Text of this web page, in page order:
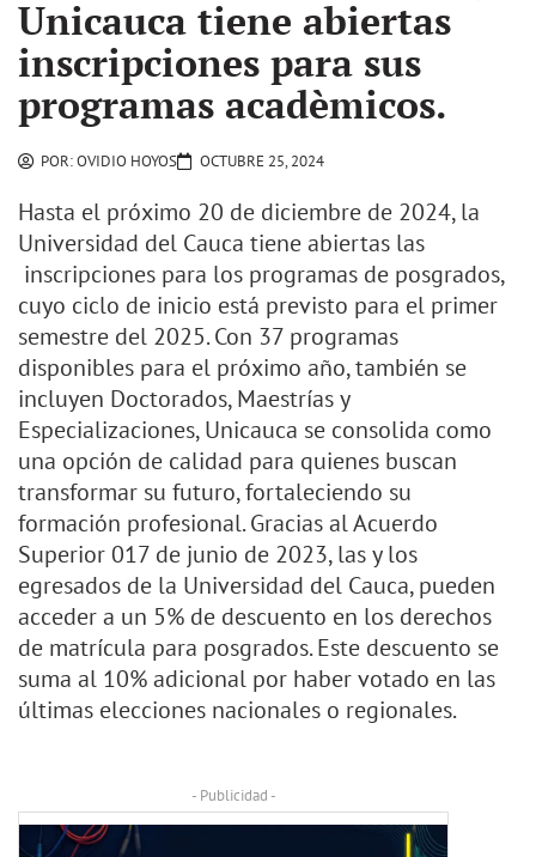
Unicauca tiene abiertas
inscripciones para sus
programas acadèmicos.
POR:OVIDIO HOYOS OCTUBRE 25, 2024
Hasta el próximo 20 de diciembre de 2024, la
Universidad del Cauca tiene abiertas las
inscripciones para los programas de posgrados,
cuyo ciclo de inicio está previsto para el primer
semestre del 2025. Con 37 programas
disponibles para el próximo año, también se
incluyen Doctorados, Maestrías y
Especializaciones, Unicauca se consolida como
una opción de calidad para quienes buscan
transformar su futuro, fortaleciendo su
formación profesional. Gracias al Acuerdo
Superior 017 de junio de 2023, las y los
egresados de la Universidad del Cauca, pueden
acceder a un 5% de descuento en los derechos
de matrícula para posgrados. Este descuento se
suma al 10% adicional por haber votado en las
últimas elecciones nacionales o regionales.
- Publicidad -